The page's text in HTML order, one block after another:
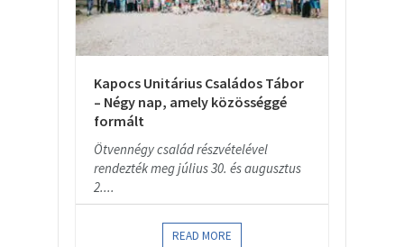
Kapocs Unitárius Családos Tábor
– Négy nap, amely közösséggé
formált
Ötvennégy család részvételével
rendezték meg július 30. és augusztus
2....
READ MORE